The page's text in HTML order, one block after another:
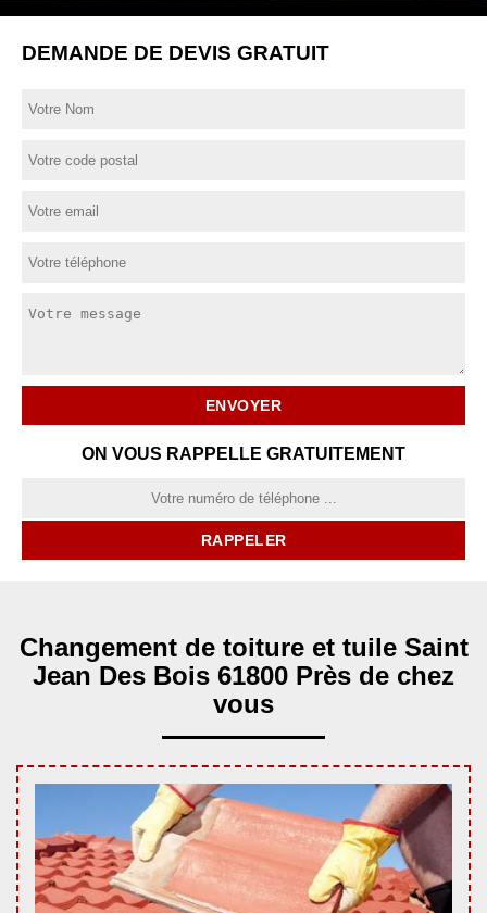
DEMANDE DE DEVIS GRATUIT
ON VOUS RAPPELLE GRATUITEMENT
Changement de toiture et tuile Saint
Jean Des Bois 61800 Près de chez
vous